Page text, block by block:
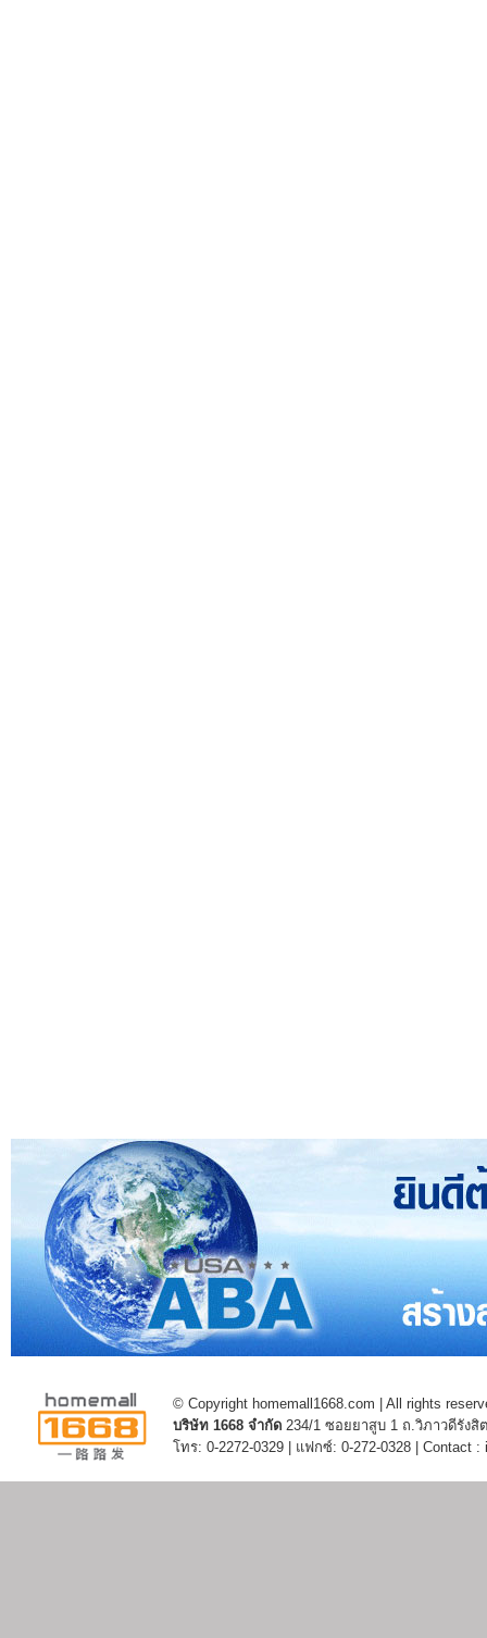
© Copyright homemall1668.com | All rights
บริษัท 1668 จำกัด 234/1 ซอยยาสูบ 1 ถ.วิภาวดีรัง
โทร: 0-2272-0329 | แฟกซ์: 0-272-0328 | Contact